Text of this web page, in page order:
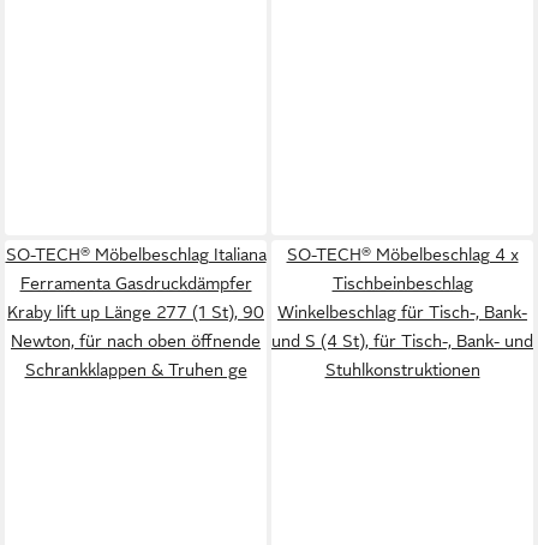
SO-TECH® Möbelbeschlag Italiana
Ferramenta Gasdruckdämpfer
Kraby lift up Länge 277 (1 St), 90
Newton, für nach oben öffnende
Schrankklappen & Truhen ge
SO-TECH® Möbelbeschlag 4 x
Tischbeinbeschlag
Winkelbeschlag für Tisch-, Bank-
und S (4 St), für Tisch-, Bank- und
Stuhlkonstruktionen